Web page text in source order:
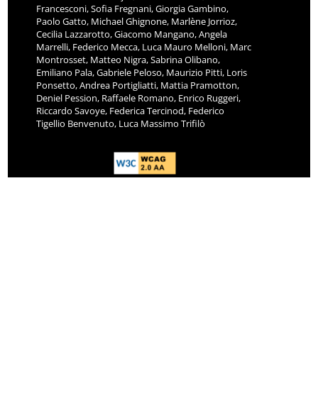
Francesconi, Sofia Fregnani, Giorgia Gambino,
Paolo Gatto, Michael Ghignone, Marlène Jorrioz,
Cecilia Lazzarotto, Giacomo Mangano, Angela
Marrelli, Federico Mecca, Luca Mauro Melloni, Marc
Montrosset, Matteo Nigra, Sabrina Olibano,
Emiliano Pala, Gabriele Peloso, Maurizio Pitti, Loris
Ponsetto, Andrea Portigliatti, Mattia Pramotton,
Deniel Pession, Raffaele Romano, Enrico Ruggeri,
Riccardo Savoye, Federica Tercinod, Federico
Tigellio Benvenuto, Luca Massimo Trifilò